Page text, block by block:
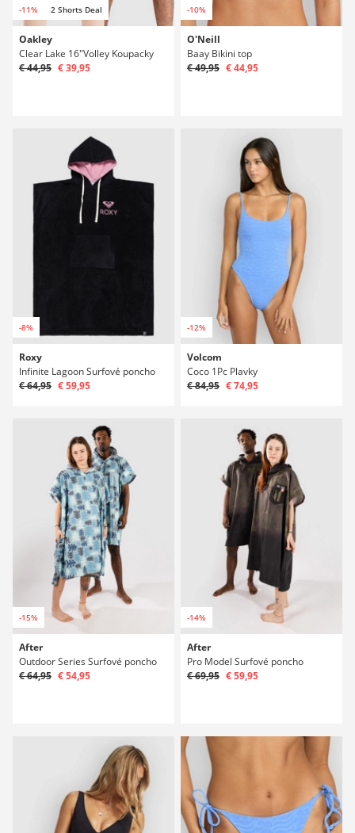
-11% 2 Shorts Deal
Oakley
Clear Lake 16"Volley Koupacky
€ 44,95 € 39,95
-10%
O'Neill
Baay Bikini top
€ 49,95 € 44,95
-8%
Roxy
Infinite Lagoon Surfové poncho
€ 64,95 € 59,95
-12%
Volcom
Coco 1Pc Plavky
€ 84,95 € 74,95
-15%
After
Outdoor Series Surfové poncho
€ 64,95 € 54,95
-14%
After
Pro Model Surfové poncho
€ 69,95 € 59,95